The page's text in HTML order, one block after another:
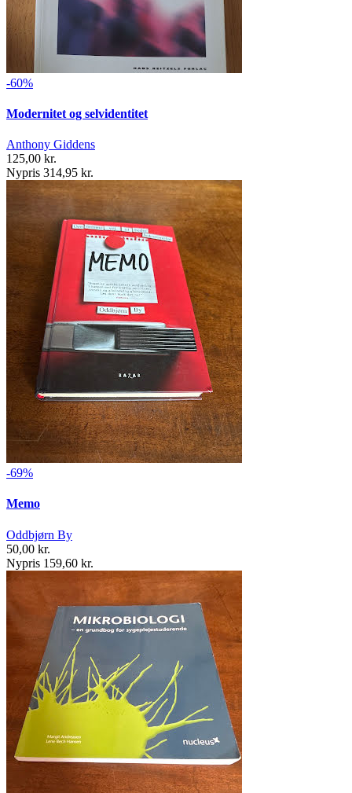
-60%
Modernitet og selvidentitet
Anthony Giddens
125,00 kr.
Nypris 314,95 kr.
-69%
Memo
Oddbjørn By
50,00 kr.
Nypris 159,60 kr.